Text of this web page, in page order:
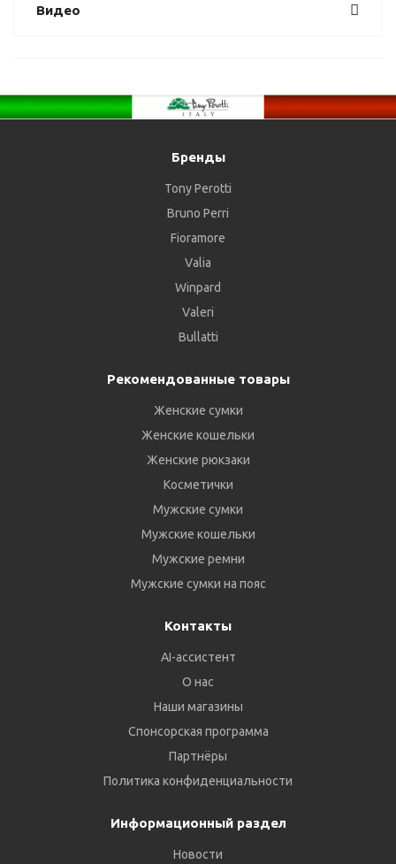
Видео
Бренды
Tony Perotti
Bruno Perri
Fioramore
Valia
Winpard
Valeri
Bullatti
Рекомендованные товары
Женские сумки
Женские кошельки
Женские рюкзаки
Косметички
Мужские сумки
Мужские кошельки
Мужские ремни
Мужские сумки на пояс
Контакты
AI-ассистент
О нас
Наши магазины
Спонсорская программа
Партнёры
Политика конфиденциальности
Информационный раздел
Новости